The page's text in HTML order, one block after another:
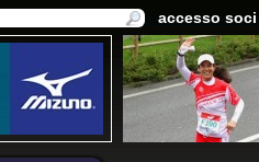
accesso soci